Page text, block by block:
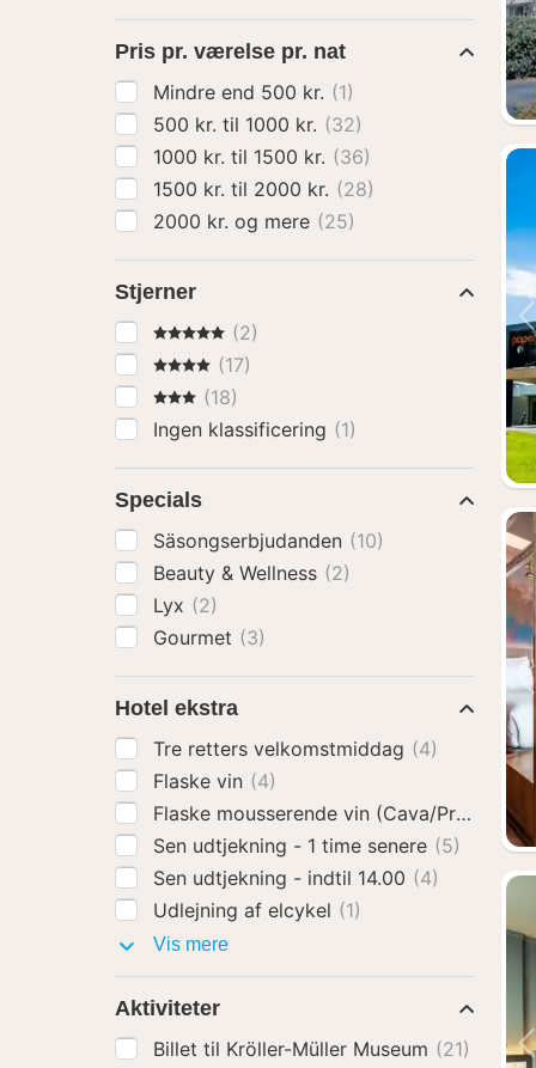
Pris pr. værelse pr. nat
Mindre end 500 kr. (1)
500 kr. til 1000 kr. (32)
1000 kr. til 1500 kr. (36)
1500 kr. til 2000 kr. (28)
2000 kr. og mere (25)
Stjerner
5 Stjerner(2)
4 Stjerner
(17)
3 Stjerner
(18)
Ingen klassificering (1)
Specials
Säsongserbjudanden (10)
Beauty & Wellness (2)
Lyx (2)
Gourmet (3)
Hotel ekstra
Tre retters velkomstmiddag (4)
Flaske vin (4)
Flaske mousserende vin (Cava/Prosecco)
Sen udtjekning - 1 time senere (5)
Sen udtjekning - indtil 14.00 (4)
Udlejning af elcykel (1)
Vis mereHotel
Aktiviteter
Billet til Kröller-Müller Museum (21)